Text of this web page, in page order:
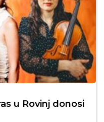
u Rovinj donosi